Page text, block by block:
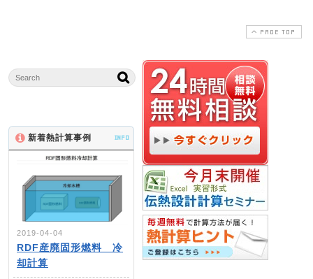
PAGE TOP
新着熱計算事例 INFO
2019-04-04
RDF産廃固形燃料 冷
却計算